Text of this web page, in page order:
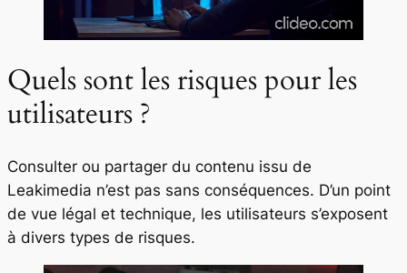
Quels sont les risques pour les
utilisateurs ?
Consulter ou partager du contenu issu de
Leakimedia n’est pas sans conséquences. D’un point
de vue légal et technique, les utilisateurs s’exposent
à divers types de risques.